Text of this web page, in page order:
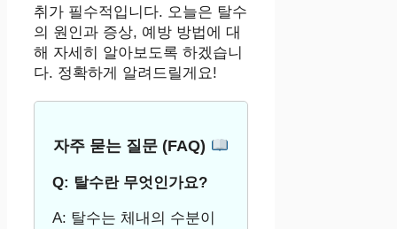
취가 필수적입니다. 오늘은 탈수
의 원인과 증상, 예방 방법에 대
해 자세히 알아보도록 하겠습니
다. 정확하게 알려드릴게요!
자주 묻는 질문 (FAQ)
Q: 탈수란 무엇인가요?
A: 탈수는 체내의 수분이